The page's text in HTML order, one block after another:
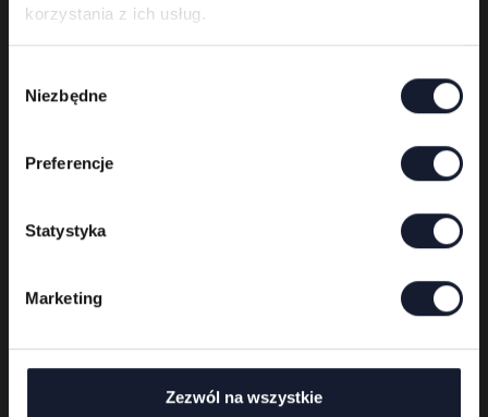
korzystania z ich usług.
zgody
Niezbędne
Preferencje
Statystyka
Marketing
Zezwól na wszystkie